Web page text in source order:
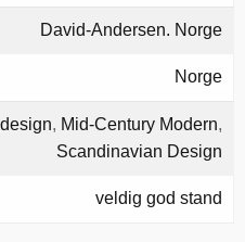
David-Andersen. Norge
Norge
, Mid-Century Modern,
Scandinavian Design
veldig god stand